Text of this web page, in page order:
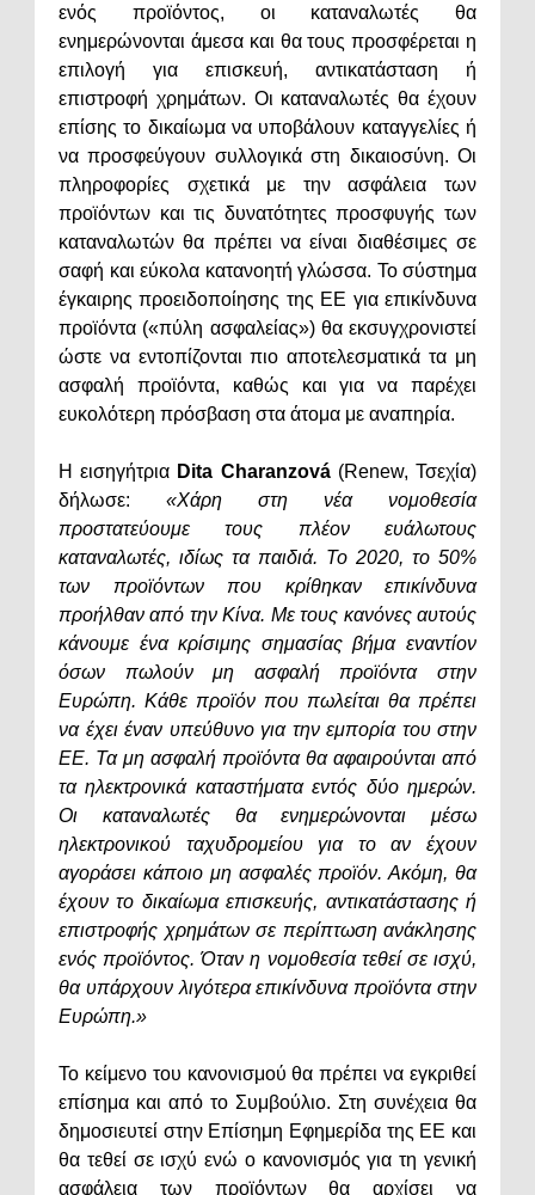
ενός προϊόντος, οι καταναλωτές θα
ενημερώνονται άμεσα και θα τους προσφέρεται η
επιλογή για επισκευή, αντικατάσταση ή
επιστροφή χρημάτων. Οι καταναλωτές θα έχουν
επίσης το δικαίωμα να υποβάλουν καταγγελίες ή
να προσφεύγουν συλλογικά στη δικαιοσύνη. Οι
πληροφορίες σχετικά με την ασφάλεια των
προϊόντων και τις δυνατότητες προσφυγής των
καταναλωτών θα πρέπει να είναι διαθέσιμες σε
σαφή και εύκολα κατανοητή γλώσσα. Το σύστημα
έγκαιρης προειδοποίησης της ΕΕ για επικίνδυνα
προϊόντα («πύλη ασφαλείας») θα εκσυγχρονιστεί
ώστε να εντοπίζονται πιο αποτελεσματικά τα μη
ασφαλή προϊόντα, καθώς και για να παρέχει
ευκολότερη πρόσβαση στα άτομα με αναπηρία.
Η εισηγήτρια Dita Charanzová(Renew, Τσεχία)
δήλωσε: «Χάρη στη νέα νομοθεσία
προστατεύουμε τους πλέον ευάλωτους
καταναλωτές, ιδίως τα παιδιά. Το 2020, το 50%
των προϊόντων που κρίθηκαν επικίνδυνα
προήλθαν από την Κίνα. Με τους κανόνες αυτούς
κάνουμε ένα κρίσιμης σημασίας βήμα εναντίον
όσων πωλούν μη ασφαλή προϊόντα στην
Ευρώπη. Κάθε προϊόν που πωλείται θα πρέπει
να έχει έναν υπεύθυνο για την εμπορία του στην
ΕΕ. Τα μη ασφαλή προϊόντα θα αφαιρούνται από
τα ηλεκτρονικά καταστήματα εντός δύο ημερών.
Οι καταναλωτές θα ενημερώνονται μέσω
ηλεκτρονικού ταχυδρομείου για το αν έχουν
αγοράσει κάποιο μη ασφαλές προϊόν. Ακόμη, θα
έχουν το δικαίωμα επισκευής, αντικατάστασης ή
επιστροφής χρημάτων σε περίπτωση ανάκλησης
ενός προϊόντος. Όταν η νομοθεσία τεθεί σε ισχύ,
θα υπάρχουν λιγότερα επικίνδυνα προϊόντα στην
Ευρώπη.»
Το κείμενο του κανονισμού θα πρέπει να εγκριθεί
επίσημα και από το Συμβούλιο. Στη συνέχεια θα
δημοσιευτεί στην Επίσημη Εφημερίδα της ΕΕ και
θα τεθεί σε ισχύ ενώ ο κανονισμός για τη γενική
ασφάλεια των προϊόντων θα αρχίσει να